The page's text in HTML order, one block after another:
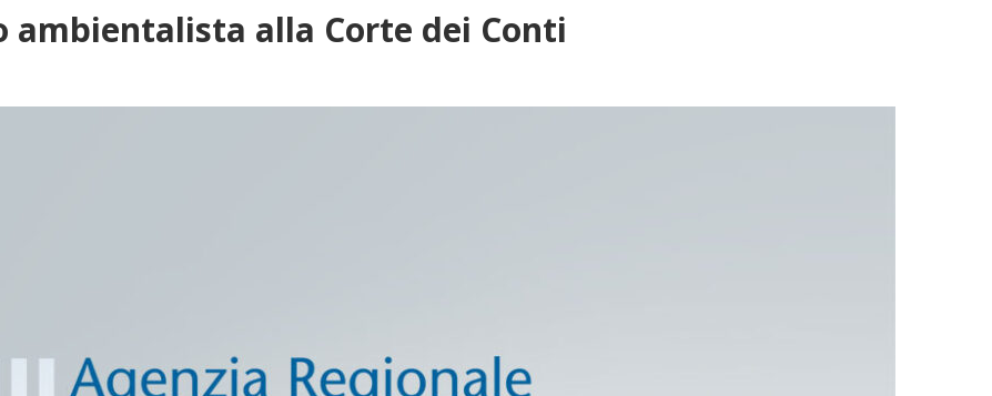
ambientalista alla Corte dei Conti